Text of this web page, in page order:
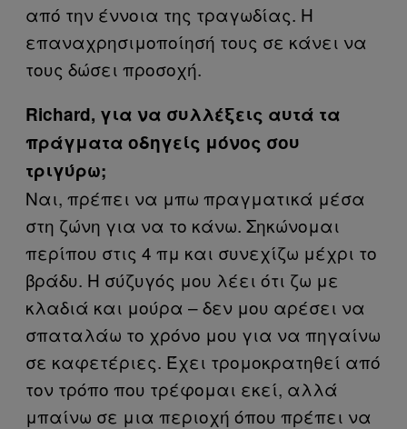
από την έννοια της τραγωδίας. Η
επαναχρησιμοποίησή τους σε κάνει να
τους δώσει προσοχή.
Richard, για να συλλέξεις αυτά τα
πράγματα οδηγείς μόνος σου
τριγύρω;
​Ναι, πρέπει να μπω πραγματικά μέσα
στη ζώνη για να το κάνω. Σηκώνομαι
περίπου στις 4 πμ και συνεχίζω μέχρι το
βράδυ. Η σύζυγός μου λέει ότι ζω με
κλαδιά και μούρα – δεν μου αρέσει να
σπαταλάω το χρόνο μου για να πηγαίνω
σε καφετέριες. Έχει τρομοκρατηθεί από
τον τρόπο που τρέφομαι εκεί, αλλά
μπαίνω σε μια περιοχή όπου πρέπει να